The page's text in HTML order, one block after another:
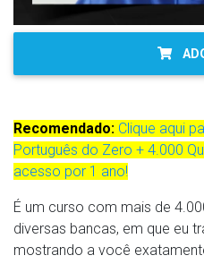
Recomendado: Clique aqui
Português do Zero + 4.000
acesso por 1 ano!
É um curso com mais de
diversas bancas, em que eu
mostrando a você